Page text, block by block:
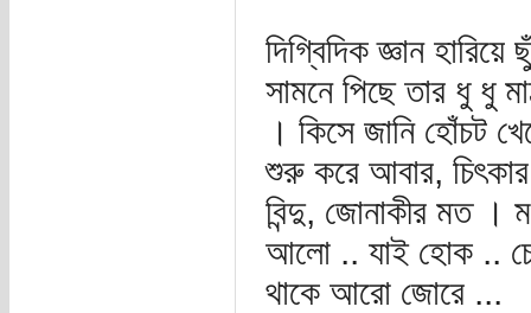
দিগ্বিদিক জ্ঞান
সামনে পিছে তার ধু ধু
। কিসে জানি হোঁচট
শুরু করে আবার,
বিন্দু, জোনাকীর মত ।
আলো .. যাই হোক ..
থাকে আরো জোরে ...